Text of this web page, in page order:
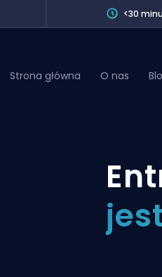
<30
Division Boost
Strona główna O nas